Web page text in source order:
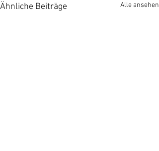
Ähnliche Beiträge Alle ansehen